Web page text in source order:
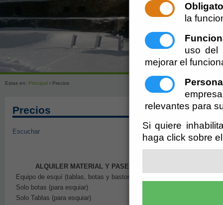
la
uso del
mejorar el
relevantes para
Si quiere
haga click sobre
Estas en: Principal › Precios
Precios
Escuchar
ALQUILER MATERIAL Y PASES
Equipo de esquí (tablas, botas y bastones)
Solo botas (para esquiar)
Solo Tablas (para esquiar)